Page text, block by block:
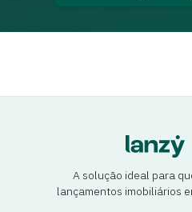
A solução ideal para
lançamentos imobiliários